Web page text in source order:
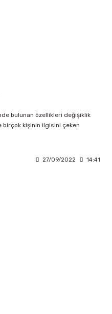
bulunan özellikleri değişiklik
birçok kişinin ilgisini çeken
27/09/2022 14:41